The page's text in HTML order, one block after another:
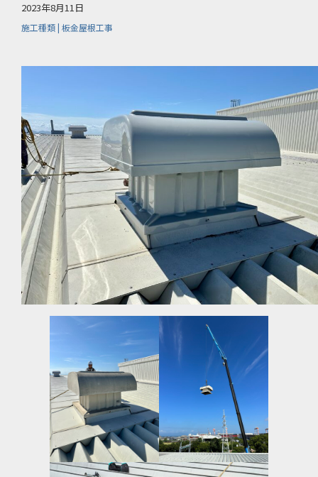
2023年8月11日
施工種類 | 板金屋根工事